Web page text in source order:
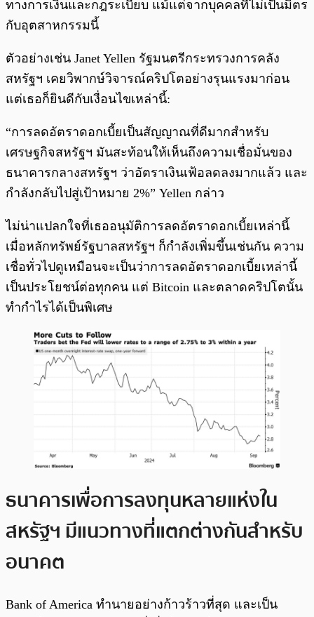
ทางการเงินและกฎระเบียบ แม้แต่จากบุคคลที่ไม่เป็นมิตร
กับอุตสาหกรรมนี้
ตัวอย่างเช่น Janet Yellen รัฐมนตรีกระทรวงการคลัง
สหรัฐฯ เคยวิพากษ์วิจารณ์คริปโตอย่างรุนแรงมาก่อน
แต่เธอก็ยินดีกับเงื่อนไขเหล่านี้:
“การลดอัตราดอกเบี้ยเป็นสัญญาณที่ดีมากสำหรับ
เศรษฐกิจสหรัฐฯ มันสะท้อนให้เห็นถึงความเชื่อมั่นของ
ธนาคารกลางสหรัฐฯ ว่าอัตราเงินเฟ้อลดลงมากแล้ว และ
กำลังกลับไปสู่เป้าหมาย 2%” Yellen กล่าว
ไม่น่าแปลกใจที่เธออนุมัติการลดอัตราดอกเบี้ยเหล่านี้
เมื่อหลักทรัพย์รัฐบาลสหรัฐฯ ก็กำลังเพิ่มขึ้นเช่นกัน ความ
เชื่อทั่วไปดูเหมือนจะเป็นว่าการลดอัตราดอกเบี้ยเหล่านี้
เป็นประโยชน์ต่อทุกคน แต่ Bitcoin และตลาดคริปโตนั้น
ทำกำไรได้เป็นพิเศษ
ธนาคารเพื่อการลงทุนหลายแห่งใน
สหรัฐฯ มีแนวทางที่แตกต่างกันสำหรับ
อนาคต
Bank of America ทำนายอย่างก้าวร้าวที่สุด และเป็น